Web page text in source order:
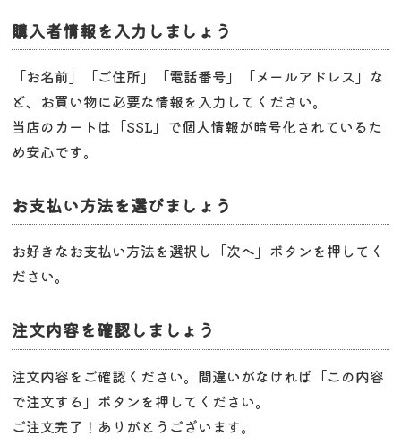
購入者情報を入力しましょう
「お名前」「ご住所」「電話番号」「メールアドレス」な
ど、お買い物に必要な情報を入力してください。
当店のカートは「SSL」で個人情報が暗号化されているた
め安心です。
お支払い方法を選びましょう
お好きなお支払い方法を選択し「次へ」ボタンを押してく
ださい。
注文内容を確認しましょう
注文内容をご確認ください。間違いがなければ「この内容
で注文する」ボタンを押してください。
ご注文完了！ありがとうございます。